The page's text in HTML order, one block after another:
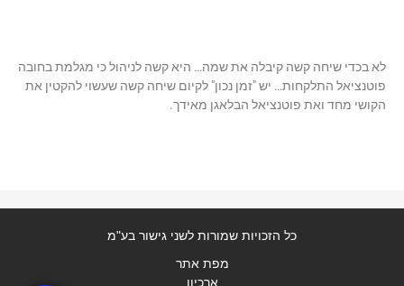
לא בכדי שיחה קשה קיבלה את שמה… היא קשה לניהול כי מגלמת בחובה
פוטנציאל התלקחות… יש "זמן נכון" לקיום שיחה קשה שעשוי להקטין את
הקושי מחד ואת פוטנציאל הבלאגן מאידך.
כל הזכויות שמורות לשני גישור בע"מ
מפת אתר
ארכיון